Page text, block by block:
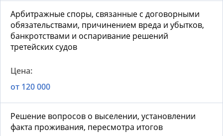
Арбитражные споры, связанные с договорными
обязательствами, причинением вреда и убытков,
банкротствами и оспаривание решений
третейских судов
от 120 000
Решение вопросов о выселении, установлении
факта проживания, пересмотра итогов